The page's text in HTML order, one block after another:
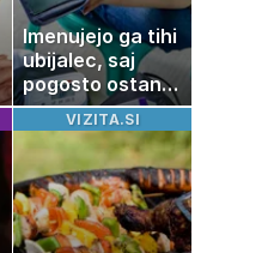
Imenujejo ga tihi
ubijalec, saj
pogosto ostane
neopažen:
nenavadni
simptomi
visokega
holesterola
VIZITA.SI